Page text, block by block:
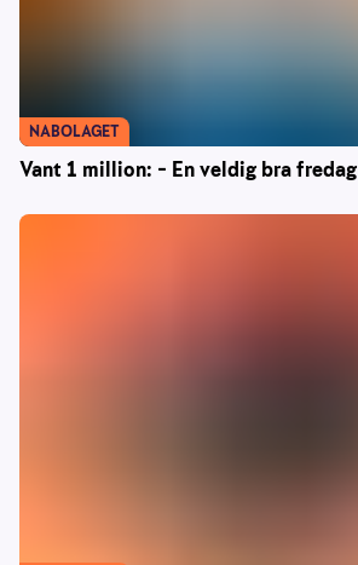
Vant 1 million: – En veldig bra fredag
NABOLAGET